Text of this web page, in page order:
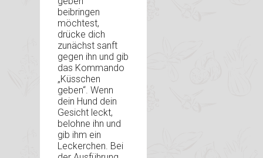
beibringen
möchtest,
drücke dich
zunächst sanft
gegen ihn und gib
das Kommando
„Küsschen
geben“. Wenn
dein Hund dein
Gesicht leckt,
belohne ihn und
gib ihm ein
Leckerchen. Bei